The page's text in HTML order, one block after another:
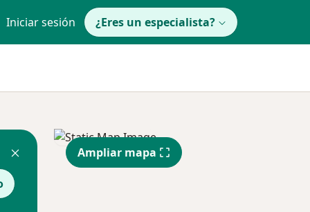
Iniciar sesión ¿Eres un especialista?
Ampliar mapa